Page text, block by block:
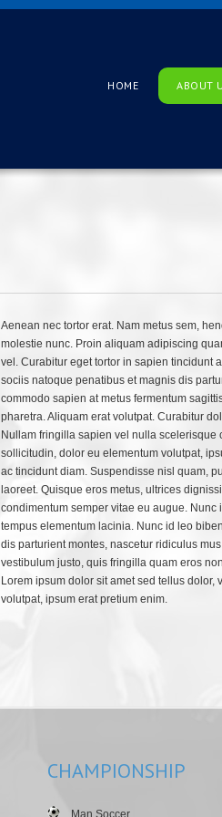
HOME ABOUT
Aenean nec tortor erat. Nam metus sem,
molestie nunc. Proin aliquam adipiscing
vel. Curabitur eget tortor in sapien tincidunt
sociis natoque penatibus et magnis dis
commodo sapien at metus fermentum
pharetra. Aliquam erat volutpat. Curabitur
Nullam fringilla sapien vel nulla scelerisque
sollicitudin, dolor eu elementum volutpat,
ac tincidunt diam. Suspendisse nisl quam,
laoreet. Quisque eros metus, ultrices
condimentum semper vitae eu augue.
tempus elementum lacinia. Nunc id leo
dis parturient montes, nascetur ridiculus
vestibulum justo, quis fringilla quam eros
Lorem ipsum dolor sit amet sed tellus
volutpat, ipsum erat pretium enim.
CHAMPIONSHIP
Man Soccer